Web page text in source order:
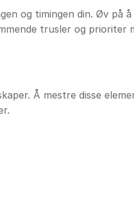
og timingen din. Øv på
trusler og prioriter
Å mestre disse